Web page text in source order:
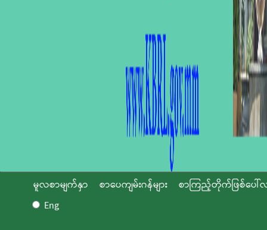
မူလစာမျက်နှာ စာပေကျမ်းဂန်များ
စာကြည့်တိုက်ဖြစ်ပေါ်
Eng